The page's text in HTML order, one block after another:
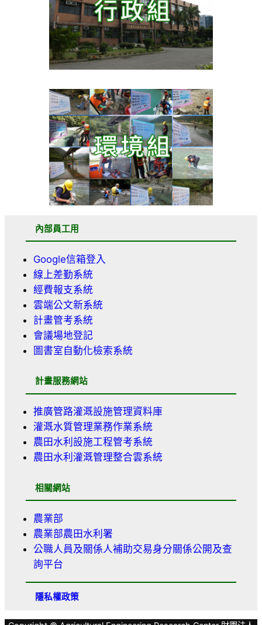
內部員工用
Google信箱登入
線上差勤系統
經費報支系統
雲端公文新系統
計畫管考系統
會議場地登記
圖書室自動化檢索系統
計畫服務網站
推廣管路灌溉設施管理資料庫
灌溉水質管理業務作業系統
農田水利設施工程管考系統
農田水利灌溉管理整合雲系統
相關網站
農業部
農業部農田水利署
公職人員及關係人補助交易身分關係公開及查
詢平台
隱私權政策